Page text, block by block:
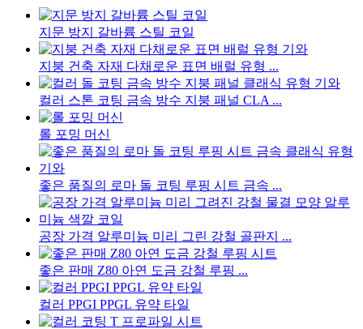
지문 방지 갈바륨 스틸 코일
지붕 건축 자재 다채로운 표면 배럴 유형 ...
컬러 스톤 코팅 금속 방수 지붕 패널 CLA ...
롤 포밍 머신
좋은 품질의 로마 돌 코팅 루핑 시트 금속 ...
공장 가격 알루미늄 미리 그린 강철 골판지 ...
좋은 판매 Z80 아연 도금 강철 루핑 ...
컬러 PPGI PPGL 유약 타일